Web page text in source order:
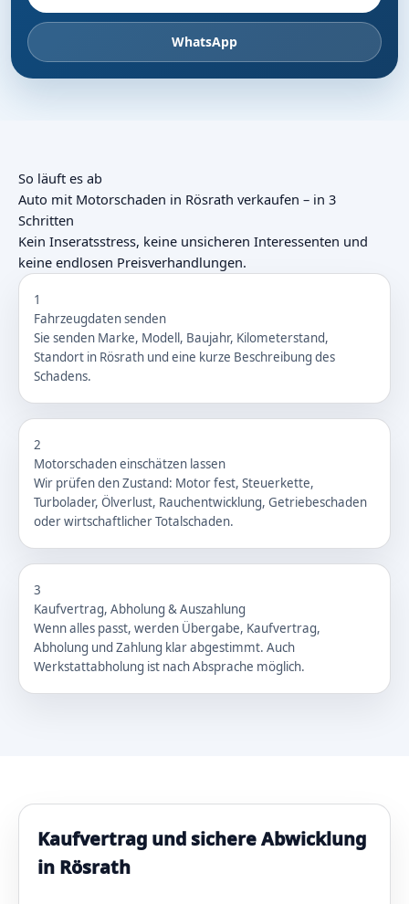
WhatsApp
So läuft es ab
Auto mit Motorschaden in Rösrath verkaufen – in 3
Schritten
Kein Inseratsstress, keine unsicheren Interessenten und
keine endlosen Preisverhandlungen.
1
Fahrzeugdaten senden
Sie senden Marke, Modell, Baujahr, Kilometerstand,
Standort in Rösrath und eine kurze Beschreibung des
Schadens.
2
Motorschaden einschätzen lassen
Wir prüfen den Zustand: Motor fest, Steuerkette,
Turbolader, Ölverlust, Rauchentwicklung, Getriebeschaden
oder wirtschaftlicher Totalschaden.
3
Kaufvertrag, Abholung & Auszahlung
Wenn alles passt, werden Übergabe, Kaufvertrag,
Abholung und Zahlung klar abgestimmt. Auch
Werkstattabholung ist nach Absprache möglich.
Kaufvertrag und sichere Abwicklung
in Rösrath